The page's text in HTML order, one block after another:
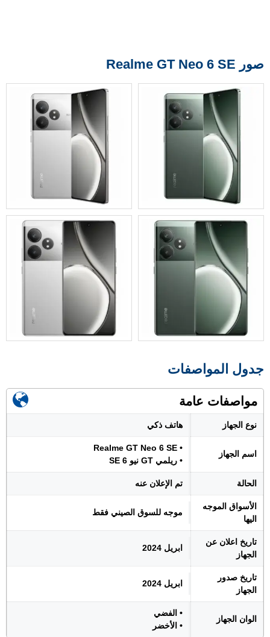
صور Realme GT Neo 6 SE
جدول المواصفات
مواصفات عامة
نوع الجهاز هاتف ذكي
اسم الجهاز
• Realme GT Neo 6 SE
• ريلمي GT نيو 6 SE
الحالة تم الإعلان عنه
الأسواق الموجه
اليها
موجه للسوق الصيني فقط
تاريخ اعلان عن
الجهاز
ابريل 2024
تاريخ صدور
الجهاز
ابريل 2024
الوان الجهاز
• الفضي
• الأخضر